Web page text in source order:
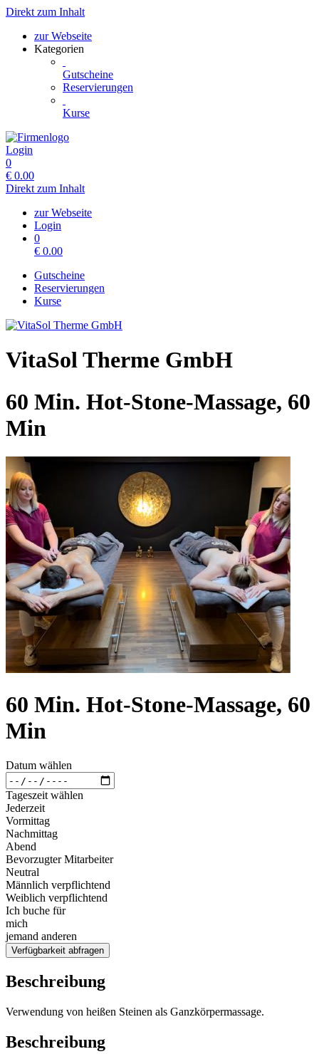
Direkt zum Inhalt
zur Webseite
Kategorien
Gutscheine
Reservierungen
Kurse
Login
0
€ 0.00
Direkt zum Inhalt
zur Webseite
Login
0
€ 0.00
Gutscheine
Reservierungen
Kurse
VitaSol Therme GmbH
60 Min. Hot-Stone-Massage, 60
Min
60 Min. Hot-Stone-Massage, 60
Min
Datum wählen
Tageszeit wählen
Jederzeit
Vormittag
Nachmittag
Abend
Bevorzugter Mitarbeiter
Neutral
Männlich verpflichtend
Weiblich verpflichtend
Ich buche für
mich
jemand anderen
Verfügbarkeit abfragen
Beschreibung
Verwendung von heißen Steinen als Ganzkörpermassage.
Beschreibung